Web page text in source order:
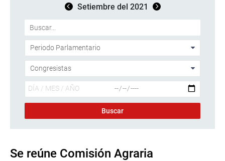
Setiembre del 2021
Se reúne Comisión Agraria